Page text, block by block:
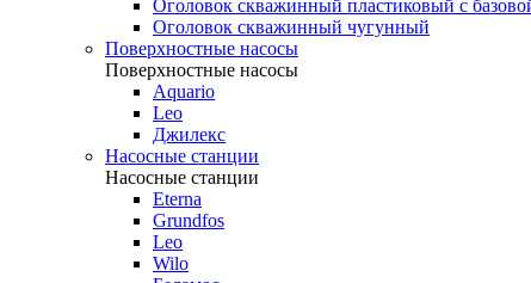
Оголовок скважинный пластиковый с
Оголовок скважинный чугунный
Поверхностные насосы
Поверхностные насосы
Aquario
Leo
Джилекс
Насосные станции
Насосные станции
Eterna
Grundfos
Leo
Wilo